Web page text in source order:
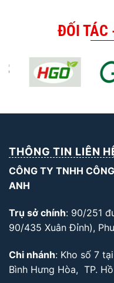
ĐỐI TÁC
THÔNG TIN LIÊN
CÔNG TY TNHH
ANH
Trụ sở chính: 90/251
90/435 Xuân Đỉnh),
Chi nhánh: Kho số 7
Bình Hưng Hòa, TP.